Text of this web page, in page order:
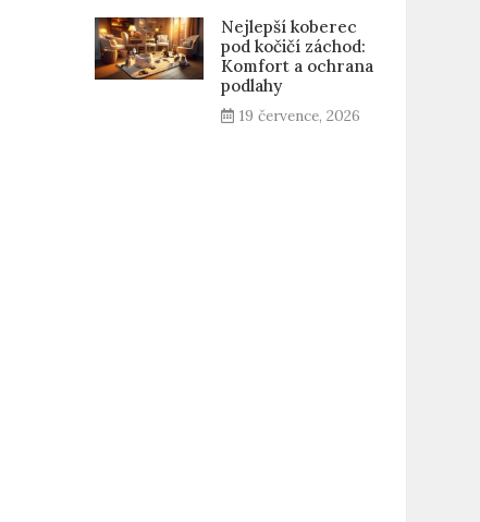
Nejlepší koberec
pod kočičí záchod:
Komfort a ochrana
podlahy
19 července, 2026